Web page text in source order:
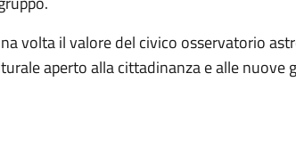
volta il valore del civico osservatorio
aperto alla cittadinanza e alle nuove